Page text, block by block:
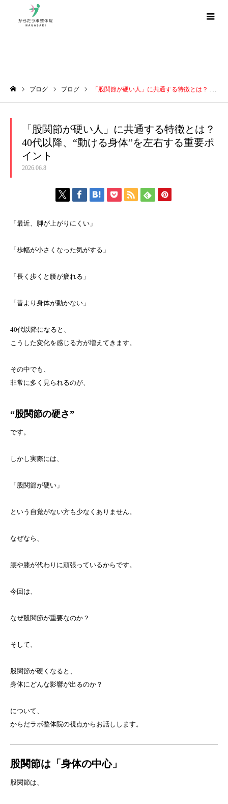
ブログ ブログ 「股関節が硬い人」に共通する特徴とは？ 40代以降、“動ける身体”を左右する重要ポイント
「股関節が硬い人」に共通する特徴とは？
40代以降、“動ける身体”を左右する重要ポ
イント
2026.06.8
「最近、脚が上がりにくい」
「歩幅が小さくなった気がする」
「長く歩くと腰が疲れる」
「昔より身体が動かない」
40代以降になると、
こうした変化を感じる方が増えてきます。
その中でも、
非常に多く見られるのが、
“股関節の硬さ”
です。
しかし実際には、
「股関節が硬い」
という自覚がない方も少なくありません。
なぜなら、
腰や膝が代わりに頑張っているからです。
今回は、
なぜ股関節が重要なのか？
そして、
股関節が硬くなると、
身体にどんな影響が出るのか？
について、
からだラボ整体院の視点からお話しします。
股関節は「身体の中心」
股関節は、